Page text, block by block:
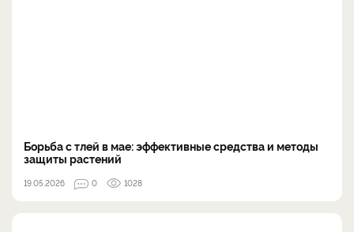
Борьба с тлей в мае: эффективные средства и методы
защиты растений
19.05.2026 0 1028